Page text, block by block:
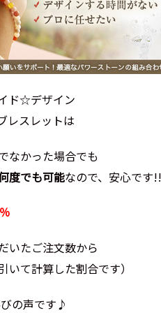
ド☆デザイン
レスレットは
なかった場合でも
度でも可能なので、安心です!!
いたご注文数から
いて計算した割合です）
の声です♪